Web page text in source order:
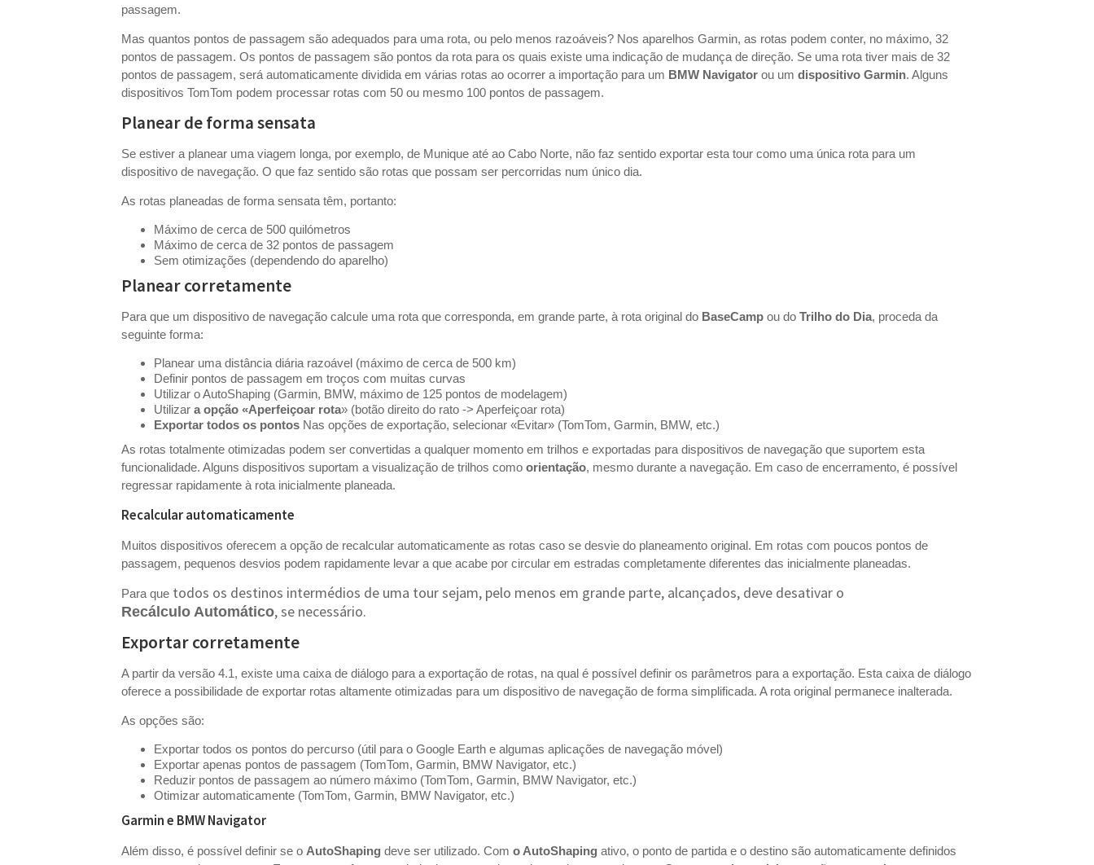
passagem.
Mas quantos pontos de passagem são adequados para uma rota, ou pelo menos razoáveis? Nos aparelhos Garmin, as rotas podem conter, no máximo, 32
pontos de passagem. Os pontos de passagem são pontos da rota para os quais existe uma indicação de mudança de direção. Se uma rota tiver mais de 32
pontos de passagem, será automaticamente dividida em várias rotas ao ocorrer a importação para um BMW Navigator ou umdispositivo Garmin. Alguns
dispositivos TomTom podem processar rotas com 50 ou mesmo 100 pontos de passagem.
Planear de forma sensata
Se estiver a planear uma viagem longa, por exemplo, de Munique até ao Cabo Norte, não faz sentido exportar esta tour como uma única rota para um
dispositivo de navegação. O que faz sentido são rotas que possam ser percorridas num único dia.
As rotas planeadas de forma sensata têm, portanto:
Máximo de cerca de 500 quilómetros
Máximo de cerca de 32 pontos de passagem
Sem otimizações (dependendo do aparelho)
Planear corretamente
Para que um dispositivo de navegação calcule uma rota que corresponda, em grande parte, à rota original do BaseCamp ou doTrilho do Dia, proceda da
seguinte forma:
Planear uma distância diária razoável (máximo de cerca de 500 km)
Definir pontos de passagem em troços com muitas curvas
Utilizar o AutoShaping (Garmin, BMW, máximo de 125 pontos de modelagem)
Utilizara opção «Aperfeiçoar rota» (botão direito do rato -> Aperfeiçoar rota)
Exportar todos os pontos Nas opções de exportação, selecionar «Evitar» (TomTom, Garmin, BMW, etc.)
As rotas totalmente otimizadas podem ser convertidas a qualquer momento em trilhos e exportadas para dispositivos de navegação que suportem esta
funcionalidade. Alguns dispositivos suportam a visualização de trilhos comoorientação, mesmo durante a navegação. Em caso de encerramento, é possível
regressar rapidamente à rota inicialmente planeada.
Recalcular automaticamente
Muitos dispositivos oferecem a opção de recalcular automaticamente as rotas caso se desvie do planeamento original. Em rotas com poucos pontos de
passagem, pequenos desvios podem rapidamente levar a que acabe por circular em estradas completamente diferentes das inicialmente planeadas.
Para que todos os destinos intermédios de uma tour sejam, pelo menos em grande parte, alcançados, deve desativar o
Recálculo Automático, se necessário.
Exportar corretamente
A partir da versão 4.1, existe uma caixa de diálogo para a exportação de rotas, na qual é possível definir os parâmetros para a exportação. Esta caixa de diálogo
oferece a possibilidade de exportar rotas altamente otimizadas para um dispositivo de navegação de forma simplificada. A rota original permanece inalterada.
As opções são:
Exportar todos os pontos do percurso (útil para o Google Earth e algumas aplicações de navegação móvel)
Exportar apenas pontos de passagem (TomTom, Garmin, BMW Navigator, etc.)
Reduzir pontos de passagem ao número máximo (TomTom, Garmin, BMW Navigator, etc.)
Otimizar automaticamente (TomTom, Garmin, BMW Navigator, etc.)
Garmin e BMW Navigator
Além disso, é possível definir se o AutoShaping deve ser utilizado. Como AutoShaping ativo, o ponto de partida e o destino são automaticamente definidos